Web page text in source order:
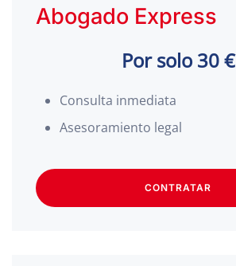
Abogado Express
Por solo 30 €
Consulta inmediata
Asesoramiento legal
CONTRATAR